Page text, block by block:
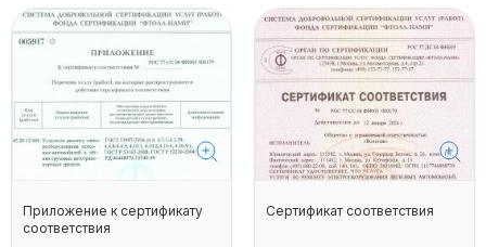
Приложение к сертификату
соответствия
Сертификат соответствия